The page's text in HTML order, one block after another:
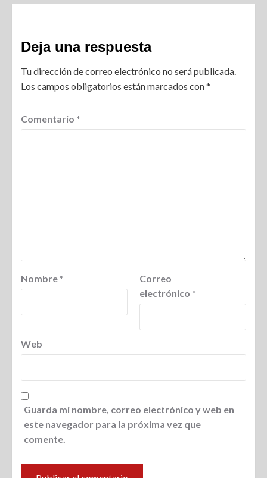
Deja una respuesta
Tu dirección de correo electrónico no será publicada.
Los campos obligatorios están marcados con*
Comentario *
Nombre *
Correo
electrónico *
Web
Guarda mi nombre, correo electrónico y web en
este navegador para la próxima vez que
comente.